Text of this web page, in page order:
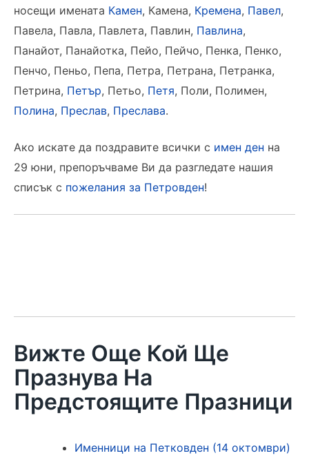
носещи имената Камен, Камена, Кремена, Павел,
Павела, Павла, Павлета, Павлин, Павлина,
Панайот, Панайотка, Пейо, Пейчо, Пенка, Пенко,
Пенчо, Пеньо, Пепа, Петра, Петрана, Петранка,
Петрина, Петър, Петьо, Петя, Поли, Полимен,
Полина, Преслав, Преслава.
Ако искате да поздравите всички с имен ден на
29 юни, препоръчваме Ви да разгледате нашия
списък с пожелания за Петровден!
Вижте Още Кой Ще
Празнува На
Предстоящите Празници
Именници на Петковден (14 октомври)